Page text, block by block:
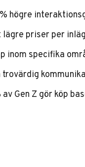
högre
priser per
inom specifika
Gen Z gör köp